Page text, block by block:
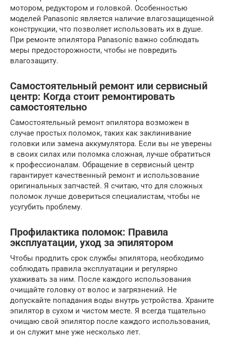
мотором, редуктором и головкой. Особенностью
моделей Panasonic является наличие влагозащищенной
конструкции, что позволяет использовать их в душе.
При ремонте эпилятора Panasonic важно соблюдать
меры предосторожности, чтобы не повредить
влагозащиту.
Самостоятельный ремонт или сервисный
центр: Когда стоит ремонтировать
самостоятельно
Самостоятельный ремонт эпилятора возможен в
случае простых поломок, таких как заклинивание
головки или замена аккумулятора. Если вы не уверены
в своих силах или поломка сложная, лучше обратиться
к профессионалам. Обращение в сервисный центр
гарантирует качественный ремонт и использование
оригинальных запчастей. Я считаю, что для сложных
поломок лучше довериться специалистам, чтобы не
усугубить проблему.
Профилактика поломок: Правила
эксплуатации, уход за эпилятором
Чтобы продлить срок службы эпилятора, необходимо
соблюдать правила эксплуатации и регулярно
ухаживать за ним. После каждого использования
очищайте головку от волос и загрязнений. Не
допускайте попадания воды внутрь устройства. Храните
эпилятор в сухом и чистом месте. Я всегда тщательно
очищаю свой эпилятор после каждого использования,
и он служит мне уже несколько лет.